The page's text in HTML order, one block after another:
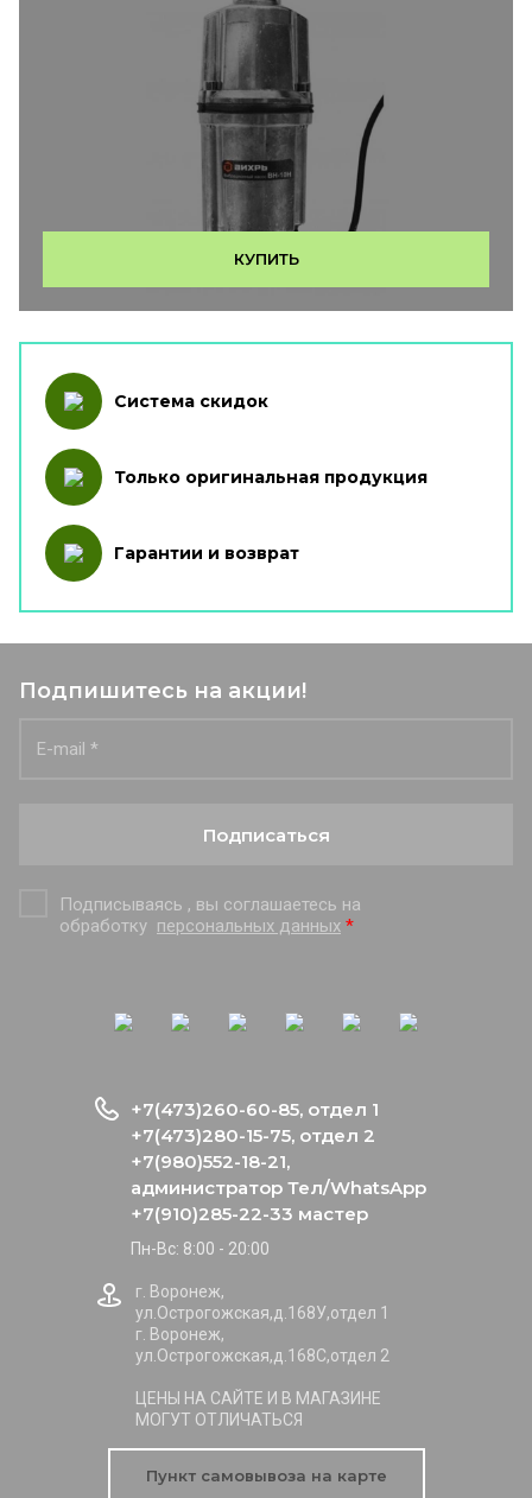
КУПИТЬ
Система скидок
Только оригинальная продукция
Гарантии и возврат
Подпишитесь на акции!
Подписываясь , вы соглашаетесь на
обработку персональных данных *
Подписаться
+7(473)260-60-85, отдел 1
+7(473)280-15-75, отдел 2
+7(980)552-18-21,
администратор Тел/WhatsApp
+7(910)285-22-33 мастер
Пн-Вс: 8:00 - 20:00
г. Воронеж,
ул.Острогожская,д.168У,отдел 1
г. Воронеж,
ул.Острогожская,д.168С,отдел 2
ЦЕНЫ НА САЙТЕ И В МАГАЗИНЕ
МОГУТ ОТЛИЧАТЬСЯ
Пункт самовывоза на карте